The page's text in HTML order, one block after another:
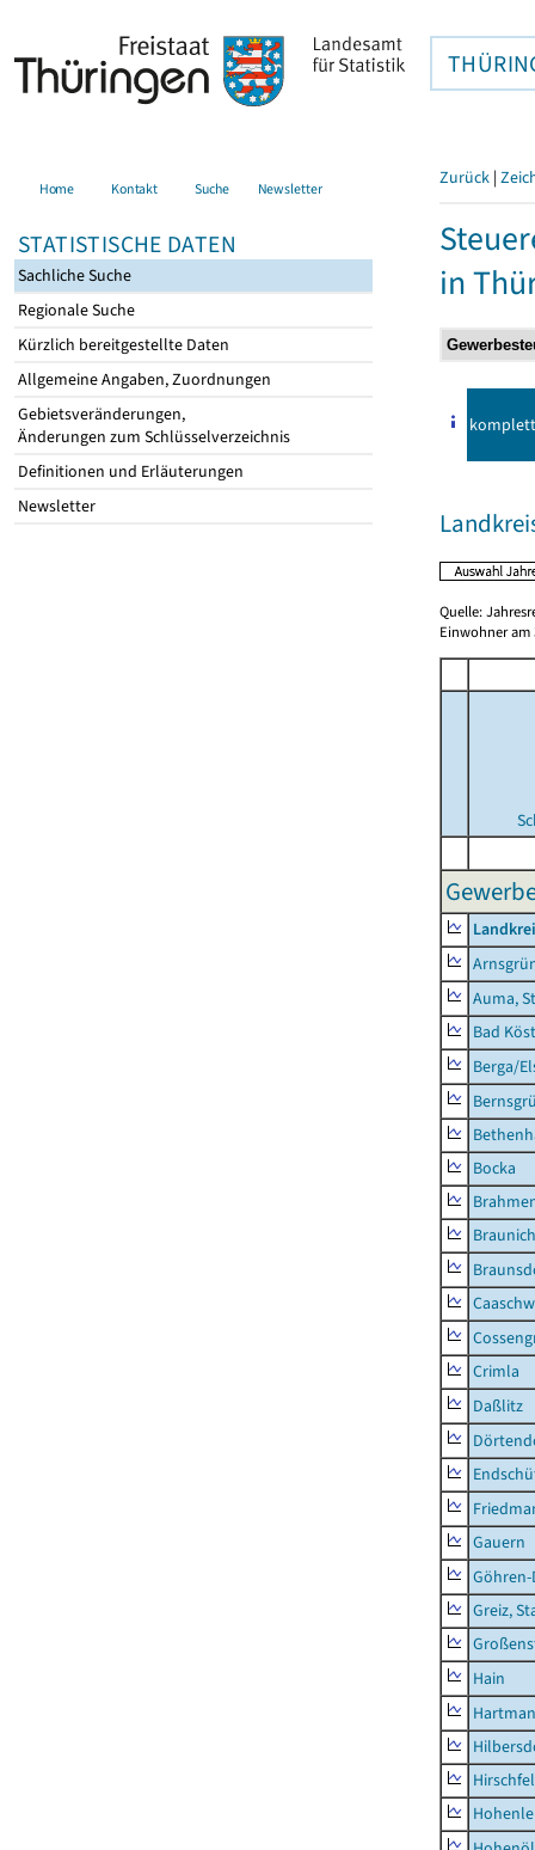
Home Kontakt Suche Newsletter
STATISTISCHE DATEN
Sachliche Suche
Regionale Suche
Kürzlich bereitgestellte Daten
Allgemeine Angaben, Zuordnungen
Gebietsveränderungen,
Änderungen zum Schlüsselverzeichnis
Definitionen und Erläuterungen
Newsletter
Zurück |
in
komplett
Quelle:
Einwohner am
Auma,
Bad
Berga/
Bocka
Crimla
Daßlitz
Gauern
Greiz,
Hain